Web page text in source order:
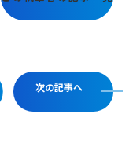
次の記事へ